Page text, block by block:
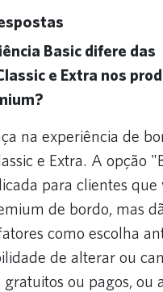
Basic difere das
e Extra nos
na experiência de
e Extra. A opção
para clientes que
de bordo, mas
como escolha
de alterar ou
ou pagos, ou